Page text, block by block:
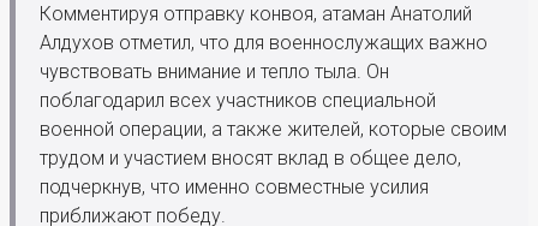
Комментируя отправку конвоя, атаман Анатолий
Алдухов отметил, что для военнослужащих важно
чувствовать внимание и тепло тыла. Он
поблагодарил всех участников специальной
военной операции, а также жителей, которые своим
трудом и участием вносят вклад в общее дело,
подчеркнув, что именно совместные усилия
приближают победу.